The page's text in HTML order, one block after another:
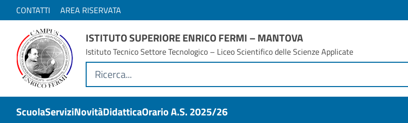
CONTATTI AREA RISERVATA
ISTITUTO SUPERIORE ENRICO FERMI – MANTOVA
Istituto Tecnico Settore Tecnologico – Liceo Scientifico delle Scienze Applicate
ScuolaServiziNovitàDidatticaOrario A.s. 2025/26